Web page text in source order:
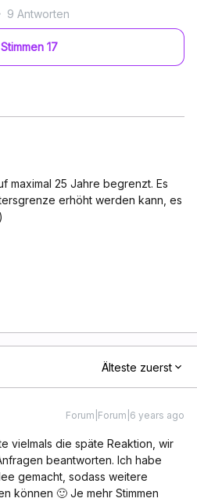
9 Antworten
Stimmen17
maximal 25 Jahre begrenzt. Es
erhöht werden kann, es
Älteste zuerst
Forum|Forum|6 years ago
vielmals die späte Reaktion, wir
beantworten. Ich habe
gemacht, sodass weitere
können 🙂 Je mehr Stimmen